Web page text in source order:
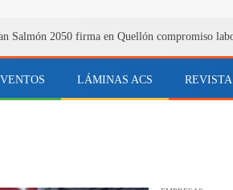
Salmón 2050 firma en Quellón compromiso
LÁMINAS ACS